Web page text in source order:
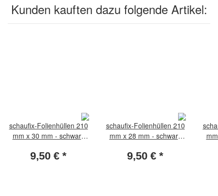
Kunden kauften dazu folgende Artikel:
schaufix-Folienhüllen 210
mm x 30 mm - schwarz
9,50 € *
schaufix-Folienhüllen 210
mm x 28 mm - schwarz
9,50 € *